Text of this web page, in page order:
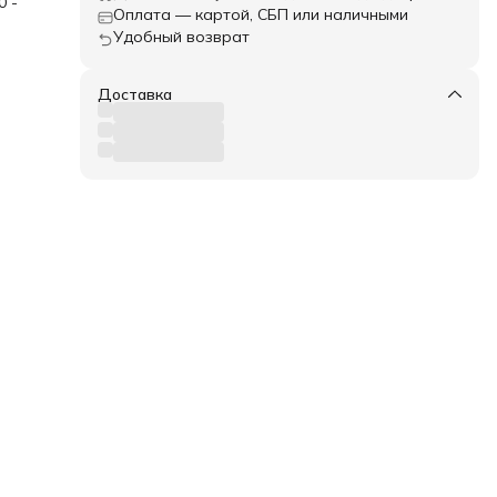
Оплата — картой, СБП или наличными
Удобный возврат
Доставка